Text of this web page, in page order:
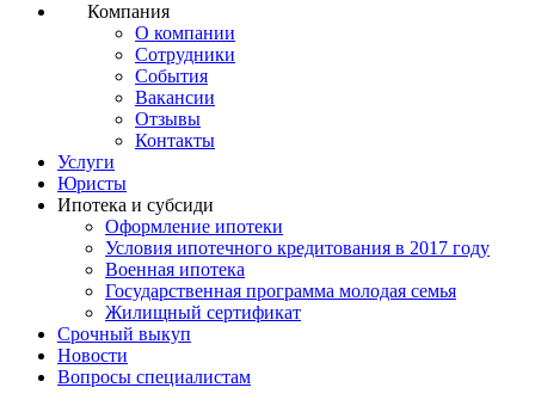
Компания
О компании
Сотрудники
События
Вакансии
Отзывы
Контакты
Услуги
Юристы
Ипотека и субсиди
Оформление ипотеки
Условия ипотечного кредитования в 2017 году
Военная ипотека
Государственная программа молодая семья
Жилищный сертификат
Срочный выкуп
Новости
Вопросы специалистам